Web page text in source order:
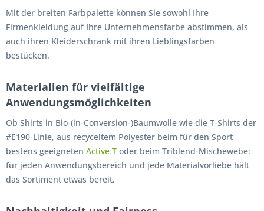
Mit der breiten Farbpalette können Sie sowohl Ihre
Firmenkleidung auf Ihre Unternehmensfarbe abstimmen, als
auch ihren Kleiderschrank mit ihren Lieblingsfarben
bestücken.
Materialien für vielfältige
Anwendungsmöglichkeiten
Ob Shirts in Bio-(in-Conversion-)Baumwolle wie die T-Shirts der
#E190-Linie, aus recyceltem Polyester beim für den Sport
bestens geeigneten Active T oder beim Triblend-Mischewebe:
für jeden Anwendungsbereich und jede Materialvorliebe hält
das Sortiment etwas bereit.